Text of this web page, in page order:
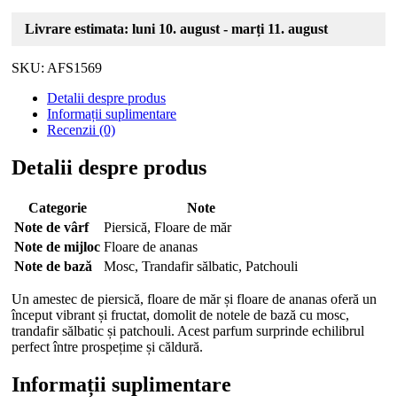
Livrare estimata: luni 10. august - marți 11. august
SKU: AFS1569
Detalii despre produs
Informații suplimentare
Recenzii (0)
Detalii despre produs
Categorie
Note
Note de vârf
Piersică, Floare de măr
Note de mijloc Floare de ananas
Note de bază
Mosc, Trandafir sălbatic, Patchouli
Un amestec de piersică, floare de măr și floare de ananas oferă un
început vibrant și fructat, domolit de notele de bază cu mosc,
trandafir sălbatic și patchouli. Acest parfum surprinde echilibrul
perfect între prospețime și căldură.
Informații suplimentare